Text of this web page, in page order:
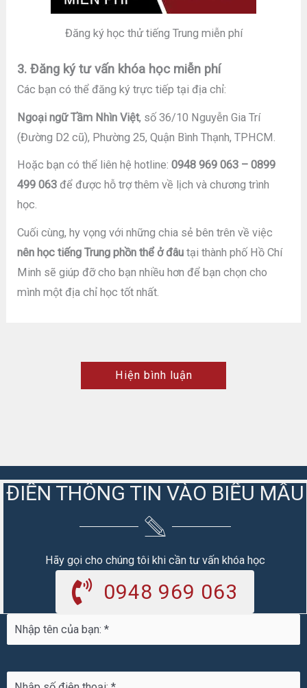
Đăng ký học thử tiếng Trung miễn phí
3. Đăng ký tư vấn khóa học miễn phí
Các bạn có thể đăng ký trực tiếp tại địa chỉ:
Ngoại ngữ Tầm Nhìn Việt, số 36/10 Nguyễn Gia Trí
(Đường D2 cũ), Phường 25, Quận Bình Thạnh, TPHCM.
Hoặc bạn có thể liên hệ hotline:0948 969 063 – 0899
499 063 để được hỗ trợ thêm về lịch và chương trình
học.
Cuối cùng, hy vọng với những chia sẻ bên trên về việc
nên học tiếng Trung phồn thể ở đâu tại thành phố Hồ Chí
Minh sẽ giúp đỡ cho bạn nhiều hơn để bạn chọn cho
mình một địa chỉ học tốt nhất.
Hiện bình luận
ĐIỀN THÔNG TIN VÀO BIỂU MẪU
Hãy gọi cho chúng tôi khi cần tư vấn khóa học
0948 969 063